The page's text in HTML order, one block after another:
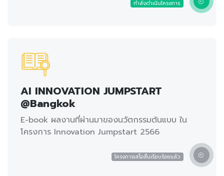
กำลังดำเนินโครงการ
AI INNOVATION JUMPSTART
@Bangkok
E-book ผลงานที่ผ่านมาของนวัตกรรมต้นแบบ ใน
โครงการ Innovation Jumpstart 2566
โครงการเสร็จสิ้นเรียบร้อยแล้ว